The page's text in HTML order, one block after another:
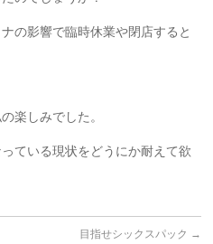
の影響で臨時休業や閉店すると
楽しみでした。
ている現状をどうにか耐えて欲
目指せシックスパック →